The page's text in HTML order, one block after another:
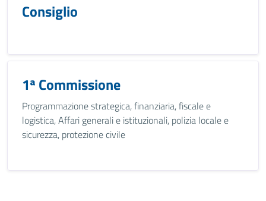
Consiglio
1ª Commissione
Programmazione strategica, finanziaria, fiscale e
logistica, Affari generali e istituzionali, polizia locale e
sicurezza, protezione civile